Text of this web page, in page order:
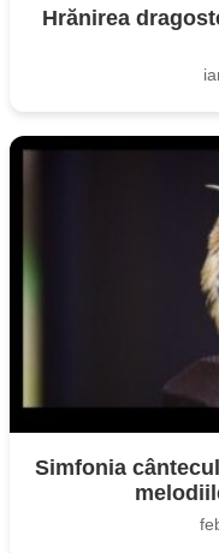
Hrănirea
Simfonia